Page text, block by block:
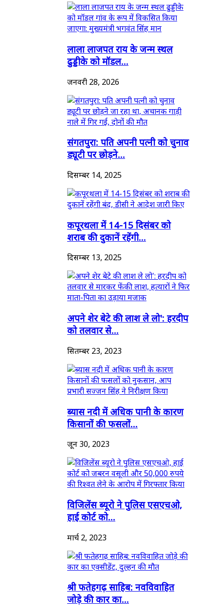
लाला लाजपत राय के जन्म स्थल
ढुड्डीके को मॉडल...
जनवरी 28, 2026
संगतपुरा: पति अपनी पत्नी को चुनाव
ड्यूटी पर छोड़ने...
दिसम्बर 14, 2025
कपूरथला में 14-15 दिसंबर को
शराब की दुकानें रहेंगी...
दिसम्बर 13, 2025
अपने शेर बेटे की लाश ले लो': हरदीप
को तलवार से...
सितम्बर 23, 2023
ब्यास नदी में अधिक पानी के कारण
किसानों की फसलों...
जून 30, 2023
विजिलेंस ब्यूरो ने पुलिस एसएचओ,
हाई कोर्ट को...
मार्च 2, 2023
श्री फतेहगढ़ साहिब: नवविवाहित
जोड़े की कार का...